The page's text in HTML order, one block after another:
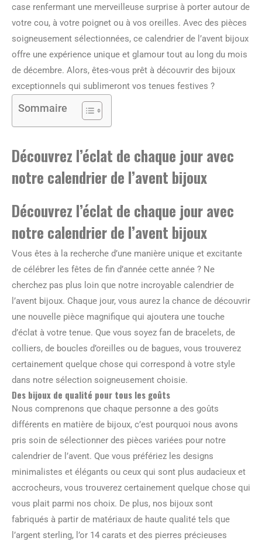
case renfermant une merveilleuse surprise à porter autour de
votre cou, à votre poignet ou à vos oreilles. Avec des pièces
soigneusement sélectionnées, ce calendrier de l’avent bijoux
offre une expérience unique et glamour tout au long du mois
de décembre. Alors, êtes-vous prêt à découvrir des bijoux
exceptionnels qui sublimeront vos tenues festives ?
Sommaire
Découvrez l’éclat de chaque jour avec
notre calendrier de l’avent bijoux
Découvrez l’éclat de chaque jour avec
notre calendrier de l’avent bijoux
Vous êtes à la recherche d’une manière unique et excitante
de célébrer les fêtes de fin d’année cette année ? Ne
cherchez pas plus loin que notre incroyable calendrier de
l’avent bijoux. Chaque jour, vous aurez la chance de découvrir
une nouvelle pièce magnifique qui ajoutera une touche
d’éclat à votre tenue. Que vous soyez fan de bracelets, de
colliers, de boucles d’oreilles ou de bagues, vous trouverez
certainement quelque chose qui correspond à votre style
dans notre sélection soigneusement choisie.
Des bijoux de qualité pour tous les goûts
Nous comprenons que chaque personne a des goûts
différents en matière de bijoux, c’est pourquoi nous avons
pris soin de sélectionner des pièces variées pour notre
calendrier de l’avent. Que vous préfériez les designs
minimalistes et élégants ou ceux qui sont plus audacieux et
accrocheurs, vous trouverez certainement quelque chose qui
vous plait parmi nos choix. De plus, nos bijoux sont
fabriqués à partir de matériaux de haute qualité tels que
l’argent sterling, l’or 14 carats et des pierres précieuses